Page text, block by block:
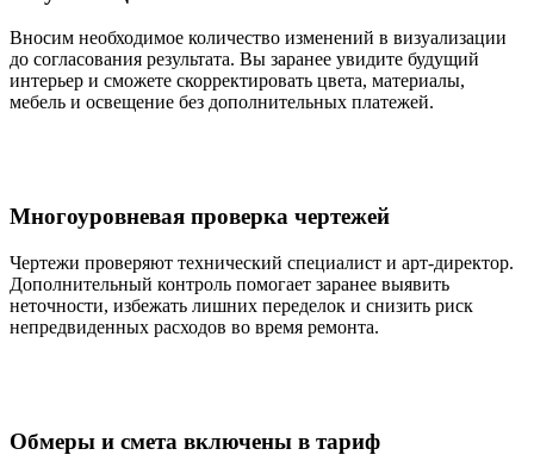
Вносим необходимое количество изменений в визуализации
до согласования результата. Вы заранее увидите будущий
интерьер и сможете скорректировать цвета, материалы,
мебель и освещение без дополнительных платежей.
Многоуровневая проверка чертежей
Чертежи проверяют технический специалист и арт-директор.
Дополнительный контроль помогает заранее выявить
неточности, избежать лишних переделок и снизить риск
непредвиденных расходов во время ремонта.
Обмеры и смета включены в тариф